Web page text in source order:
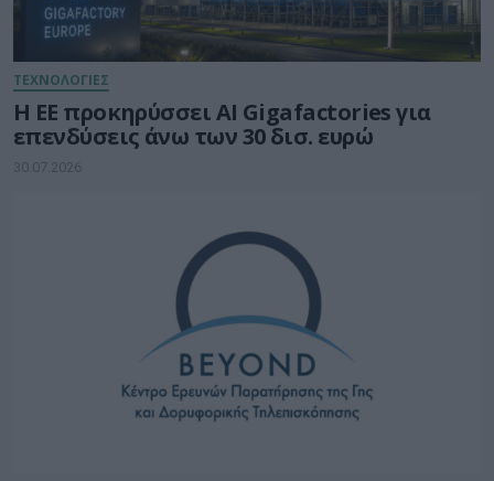
ΤΕΧΝΟΛΟΓΙΕΣ
Η ΕΕ προκηρύσσει AI Gigafactories για
επενδύσεις άνω των 30 δισ. ευρώ
30.07.2026